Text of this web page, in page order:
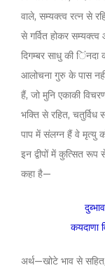
वाले, सम्यक्त्व रत्न से
से गर्वित होकर
दिगम्बर साधु की िंनदा
आलोचना गुरु के पास
हैं, जो मुनि एकाकी
भक्ति से रहित, चतुर्विध
पाप में संलग्न हैं वे मृत्यु
इन द्वीपों में कुत्सित रूप
कहा है—
कयदाणा
अर्थ—खोटे भाव से